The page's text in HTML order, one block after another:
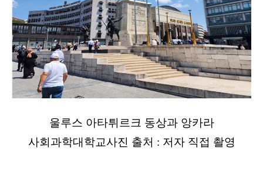
울루스 아타튀르크 동상과 앙카라
사회과학대학교사진 출처 : 저자 직접 촬영